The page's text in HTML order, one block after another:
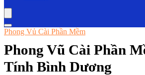
Phong Vủ Cài Phần Mềm
Phong Vũ Cài Phần
Tính Bình Dương